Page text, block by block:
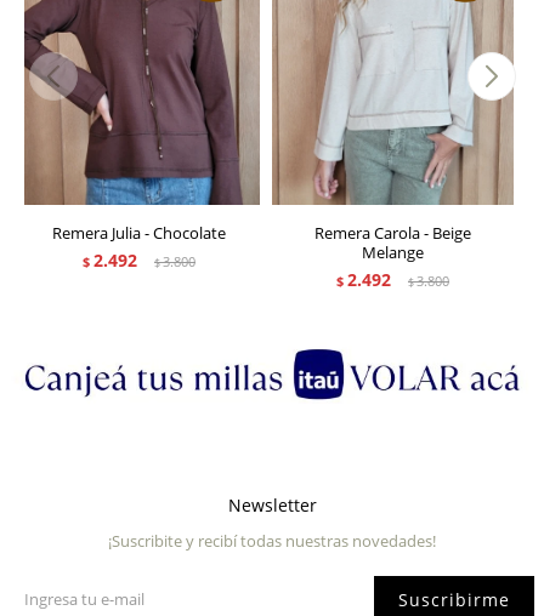
Remera Julia - Chocolate
$ 2.492 $3.800
Remera Carola - Beige
Melange
$ 2.492 $3.800
Newsletter
¡Suscribite y recibí todas nuestras novedades!
Suscribirme